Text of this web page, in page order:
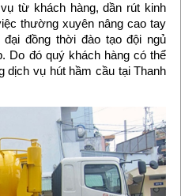
từ khách hàng, dần rút kinh
thường xuyên nâng cao tay
đồng thời đào tạo đội ngủ
Do đó quý khách hàng có thể
dịch vụ hút hầm cầu tại Thanh